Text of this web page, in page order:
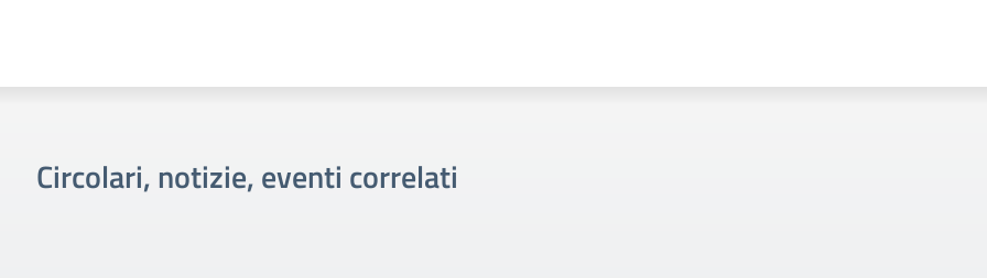
Circolari, notizie, eventi correlati